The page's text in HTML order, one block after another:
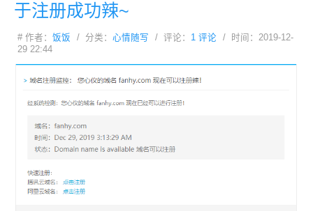
于注册成功辣~
# 作者： 饭饭 / 分类： 心情随写 / 评论： 1 评论
/ 时间：2019-12-
29 22:44